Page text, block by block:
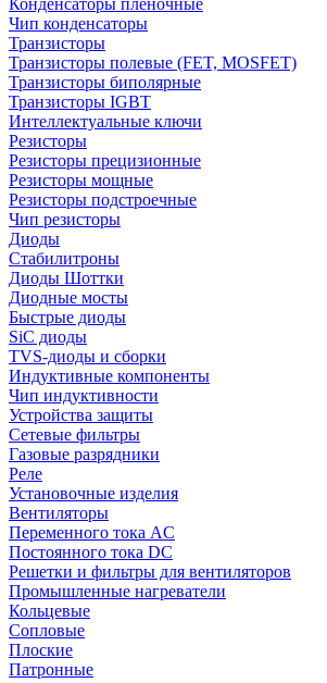
Конденсаторы плёночные
Чип конденсаторы
Транзисторы
Транзисторы полевые (FET, MOSFET)
Транзисторы биполярные
Транзисторы IGBT
Интеллектуальные ключи
Резисторы
Резисторы прецизионные
Резисторы мощные
Резисторы подстроечные
Чип резисторы
Диоды
Стабилитроны
Диоды Шоттки
Диодные мосты
Быстрые диоды
SiC диоды
TVS-диоды и сборки
Индуктивные компоненты
Чип индуктивности
Устройства защиты
Сетевые фильтры
Газовые разрядники
Реле
Установочные изделия
Вентиляторы
Переменного тока AC
Постоянного тока DC
Решетки и фильтры для вентиляторов
Промышленные нагреватели
Кольцевые
Сопловые
Плоские
Патронные